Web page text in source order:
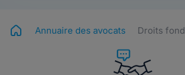
Annuaire des avocats Droits